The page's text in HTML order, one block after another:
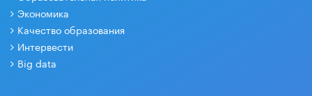
Экономика
Качество образования
Интервести
Big data